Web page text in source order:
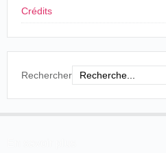
Crédits
Rechercher